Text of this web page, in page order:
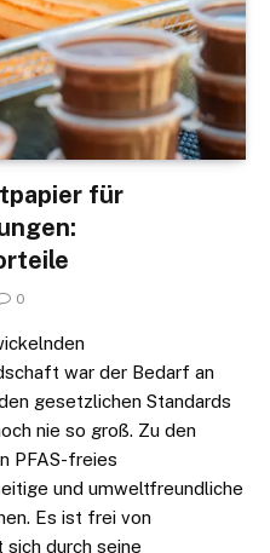
für
0
war der Bedarf an
gesetzlichen Standards
nie so groß. Zu den
PFAS-freies
und umweltfreundliche
Es ist frei von
sich durch seine